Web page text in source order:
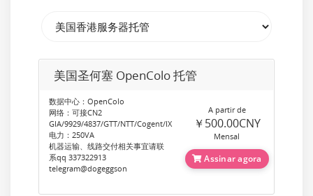
美国圣何塞 OpenColo 托管
数据中心：OpenColo
网络：可接CN2
GIA/9929/4837/GTT/NTT/Cogent/IX
电力：250VA
机器运输、线路交付相关事宜请联
系qq 337322913
telegram@dogeggson
A partir de
￥500.00CNY
Mensal
Assinar agora